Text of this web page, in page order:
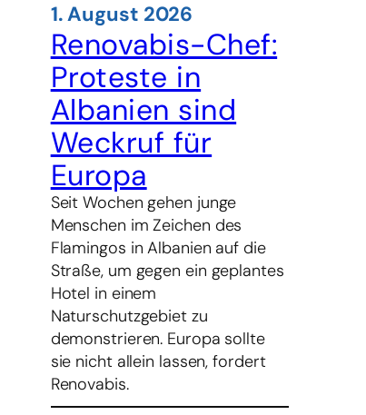
1. August 2026
Renovabis-Chef:
Proteste in
Albanien sind
Weckruf für
Europa
Seit Wochen gehen junge
Menschen im Zeichen des
Flamingos in Albanien auf die
Straße, um gegen ein geplantes
Hotel in einem
Naturschutzgebiet zu
demonstrieren. Europa sollte
sie nicht allein lassen, fordert
Renovabis.